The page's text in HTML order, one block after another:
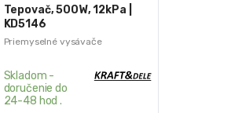
Priemyselné vysávače
Tepovač, 500W, 12kPa |
KD5146
Skladom -
doručenie do
24-48 hod .